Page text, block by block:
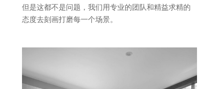
但是这都不是问题，我们用专业的团队和精益求精的
态度去刻画打磨每一个场景。